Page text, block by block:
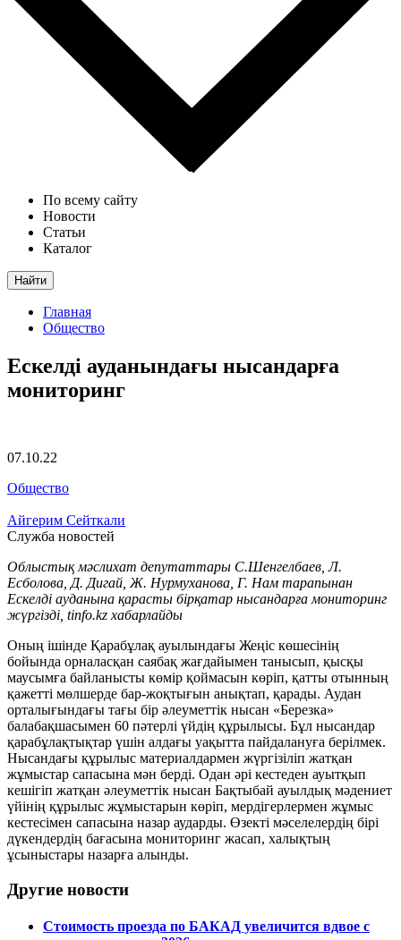
По всему сайту
Новости
Статьи
Каталог
Найти
Главная
Общество
Ескелді ауданындағы нысандарға
мониторинг
07.10.22
Общество
Айгерим Сейткали
Служба новостей
Облыстық мәслихат депутаттары С.Шенгелбаев, Л.
Есболова, Д. Дигай, Ж. Нурмуханова, Г. Нам тарапынан
Ескелді ауданына қарасты бірқатар нысандарға мониторинг
жүргізді, tinfo.kz хабарлайды
Оның ішінде Қарабұлақ ауылындағы Жеңіс көшесінің
бойында орналасқан саябақ жағдайымен танысып, қысқы
маусымға байланысты көмір қоймасын көріп, қатты отынның
қажетті мөлшерде бар-жоқтығын анықтап, қарады. Аудан
орталығындағы тағы бір әлеуметтік нысан «Березка»
балабақшасымен 60 пәтерлі үйдің құрылысы. Бұл нысандар
қарабұлақтықтар үшін алдағы уақытта пайдалануға берілмек.
Нысандағы құрылыс материалдармен жүргізіліп жатқан
жұмыстар сапасына мән берді. Одан әрі кестеден ауытқып
кешігіп жатқан әлеуметтік нысан Бақтыбай ауылдық мәдениет
үйінің құрылыс жұмыстарын көріп, мердігерлермен жұмыс
кестесімен сапасына назар аударды. Өзекті мәселелердің бірі
дүкендердің бағасына мониторинг жасап, халықтың
ұсыныстары назарға алынды.
Другие новости
Стоимость проезда по БАКАД увеличится вдвое с